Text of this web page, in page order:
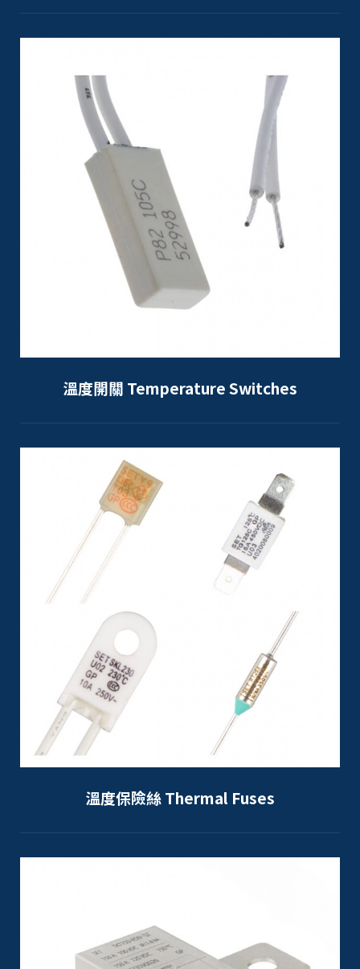
溫度開關 Temperature Switches
溫度保險絲 Thermal Fuses